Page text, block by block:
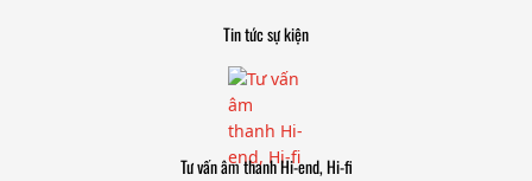
Tin tức sự kiện
Tư vấn âm thanh Hi-end, Hi-fi